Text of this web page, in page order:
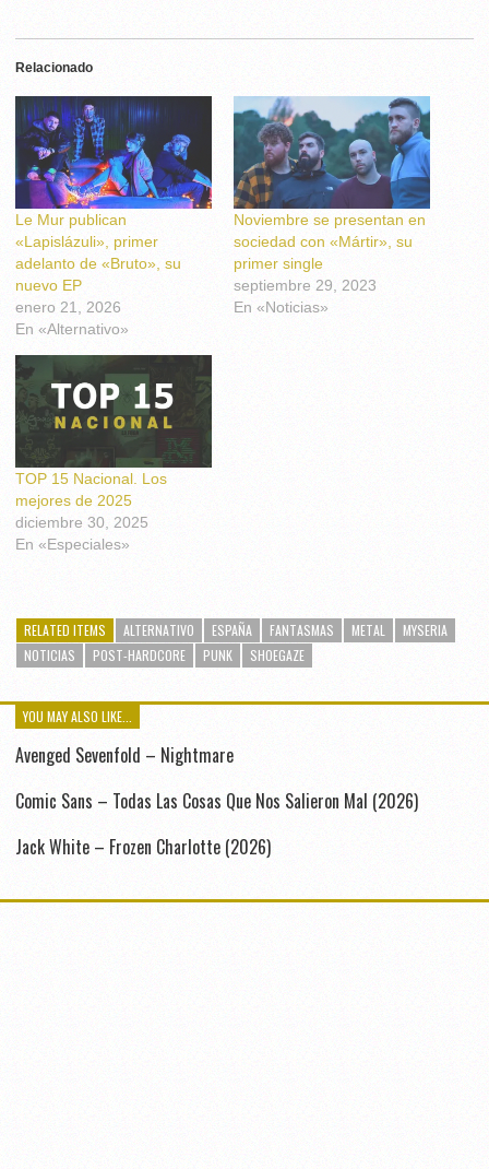
Relacionado
Le Mur publican
«Lapislázuli», primer
adelanto de «Bruto», su
nuevo EP
enero 21, 2026
En «Alternativo»
Noviembre se presentan en
sociedad con «Mártir», su
primer single
septiembre 29, 2023
En «Noticias»
TOP 15 Nacional. Los
mejores de 2025
diciembre 30, 2025
En «Especiales»
RELATED ITEMS ALTERNATIVO ESPAÑA FANTASMAS METAL
MYSERIA
NOTICIAS
POST-HARDCORE PUNK SHOEGAZE
YOU MAY ALSO LIKE...
Avenged Sevenfold – Nightmare
Comic Sans – Todas Las Cosas Que Nos Salieron Mal (2026)
Jack White – Frozen Charlotte (2026)